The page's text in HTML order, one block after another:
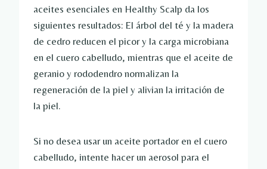
aceites esenciales en Healthy Scalp da los
siguientes resultados: El árbol del té y la madera
de cedro reducen el picor y la carga microbiana
en el cuero cabelludo, mientras que el aceite de
geranio y rododendro normalizan la
regeneración de la piel y alivian la irritación de
la piel.
Si no desea usar un aceite portador en el cuero
cabelludo, intente hacer un aerosol para el